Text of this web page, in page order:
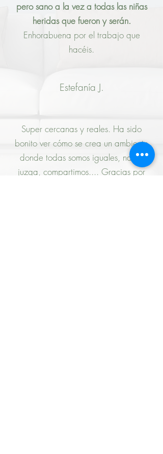
pero sano a la vez a todas las niñas
heridas que fueron y serán.
Enhorabuena por el trabajo que
hacéis.
Estefanía J.
Super cercanas y reales. Ha sido
bonito ver cómo se crea un ambiente
donde todas somos iguales, nadie
juzga, compartimos.... Gracias por